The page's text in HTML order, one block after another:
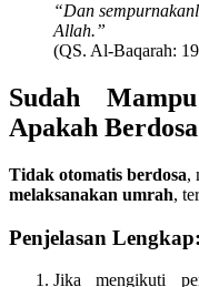
“Dan
Allah.”
(QS. Al-Baqarah:
Sudah
Apakah
Tidak otomatis berdosa,
melaksanakan umrah,
Penjelasan Lengkap:
Jika mengikuti